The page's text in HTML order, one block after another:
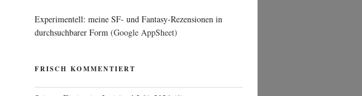
Experimentell: meine SF- und Fantasy-Rezensionen in
durchsuchbarer Form (Google AppSheet)
FRISCH KOMMENTIERT